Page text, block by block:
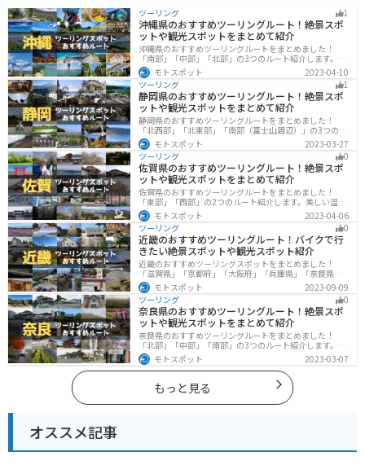
ツーリング 1
沖縄県のおすすめツーリングルート！絶景スポ
ットや観光スポットをまとめて紹介
沖縄県のおすすめツーリングルートをまとめました！
「南部」「中部」「北部」の3つのルート紹介します。美
しいビーチや歴史と文化に溢れたスポットが多数あり、
様々な楽しみ方ができます。バイクで沖縄県にツーリン
グに行く際は参考にしてください。
モトスポット
2023-04-10
ツーリング
1
静岡県のおすすめツーリングルート！絶景スポ
ットや観光スポットをまとめて紹介
静岡県のおすすめツーリングルートをまとめました！
「北西部」「北東部」「南部（富士山周辺）」の3つのル
ート紹介します。富士山を中心に自然豊かな景色や食事
を楽しめるスポットが多数あります。バイクで静岡県に
ツーリングに行く際は参考にしてください。
モトスポット
2023-03-27
ツーリング
0
佐賀県のおすすめツーリングルート！絶景スポ
ットや観光スポットをまとめて紹介
佐賀県のおすすめツーリングルートをまとめました！
「東部」「西部」の2つのルート紹介します。美しい温泉
地や古墳群、歴史ある城や神社仏閣など、バイクツーリ
ングに適したスポットが多数存在し、様々な楽しみ方が
できます。バイクで佐賀県にツーリングに行く際は参考
にしてください。
モトスポット
2023-04-06
ツーリング
0
近畿のおすすめツーリングルート！バイクで行
きたい絶景スポットや観光スポット紹介
近畿のおすすめツーリングスポットをまとめました！
「滋賀県」「京都府」「大阪府」「兵庫県」「奈良県」
「和歌山」の各県の観光地紹介します。自然豊かな山々
や湖、温泉地が点在し、四季折々の景色を楽しめるスポ
ットが多数あります。バイクで近畿にツーリングに行く
際は参考にしてください。
モトスポット
2023-09-09
ツーリング
0
奈良県のおすすめツーリングルート！絶景スポ
ットや観光スポットをまとめて紹介
奈良県のおすすめツーリングルートをまとめました！
「北部」「中部」「南部」の3つのルート紹介します。歴
史のある神社寺院が多数あり、自然豊かや山々、グルメ
を満喫するツーリングができます。バイクで奈良県にツ
ーリングに行く際は参考にしてください。
モトスポット 2023-03-07
もっと見る
オススメ記事